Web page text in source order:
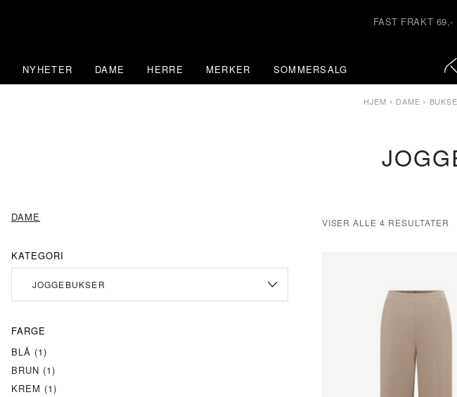
FAST FRAKT 69,-
NYHETER DAME HERRE MERKER SOMMERSALG
HJEM › DAME ›
VISER ALLE 4 RESULTATER
DAME
KATEGORI
FARGE
BLÅ (1)
BRUN (1)
KREM (1)